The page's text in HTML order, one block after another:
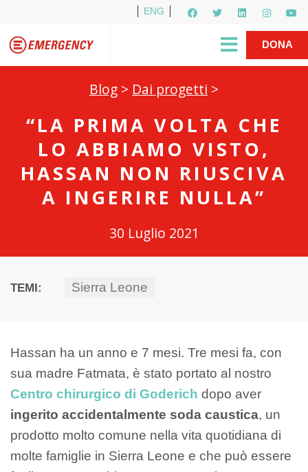
ENG
R1PUD1A
DONA
Blog > Dai progetti >
“LA PRIMA VOLTA CHE
LO ABBIAMO VISTO,
HASSAN NON RIUSCIVA
A INGERIRE NULLA”
30 Luglio 2021
TEMI: Sierra Leone
Hassan ha un anno e 7 mesi. Tre mesi fa, con
sua madre Fatmata, è stato portato al nostro
Centro chirurgico di Goderich dopo aver
ingerito accidentalmente soda caustica, un
prodotto molto comune nella vita quotidiana di
molte famiglie in Sierra Leone e che può essere